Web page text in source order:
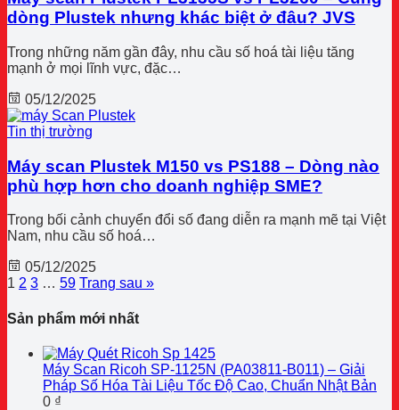
dòng Plustek nhưng khác biệt ở đâu? JVS
Trong những năm gần đây, nhu cầu số hoá tài liệu tăng
mạnh ở mọi lĩnh vực, đặc…
05/12/2025
Tin thị trường
Máy scan Plustek M150 vs PS188 – Dòng nào
phù hợp hơn cho doanh nghiệp SME?
Trong bối cảnh chuyển đổi số đang diễn ra mạnh mẽ tại Việt
Nam, nhu cầu số hoá…
05/12/2025
1 2 3 … 59 Trang sau »
Sản phẩm mới nhất
Máy Scan Ricoh SP-1125N (PA03811-B011) – Giải
Pháp Số Hóa Tài Liệu Tốc Độ Cao, Chuẩn Nhật Bản
0 ₫